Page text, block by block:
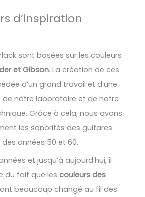
d’inspiration
sont basées sur les couleurs
et Gibson. La création de ces
d’un grand travail et d’une
de notre laboratoire et de notre
Grâce à cela, nous avons
les sonorités des guitares
années 50 et 60.
et jusqu’à aujourd’hui, il
du fait que les couleurs des
beaucoup changé au fil des